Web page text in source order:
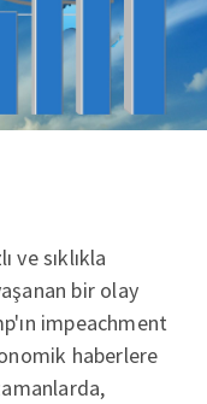
ve sıklıkla
bir olay
impeachment
haberlere